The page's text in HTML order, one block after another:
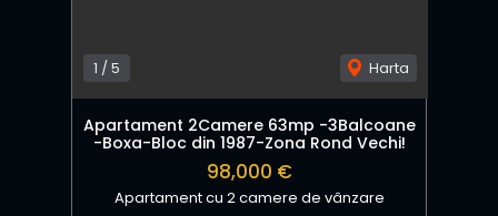
1 /5 Harta
Apartament 2Camere 63mp -3Balcoane
-Boxa-Bloc din 1987-Zona Rond Vechi!
98,000 €
Apartament cu 2 camere de vânzare